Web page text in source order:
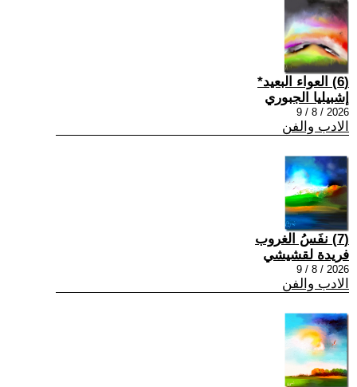
(6) العواء البعيد*
إشبيليا الجبوري
2026 / 8 / 9
الادب والفن
(7) نفَسُ الغروب
فريدة لقشيشي
2026 / 8 / 9
الادب والفن